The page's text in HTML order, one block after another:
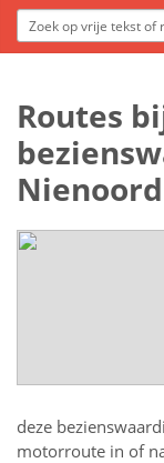
Routes
deze
motorroute in of